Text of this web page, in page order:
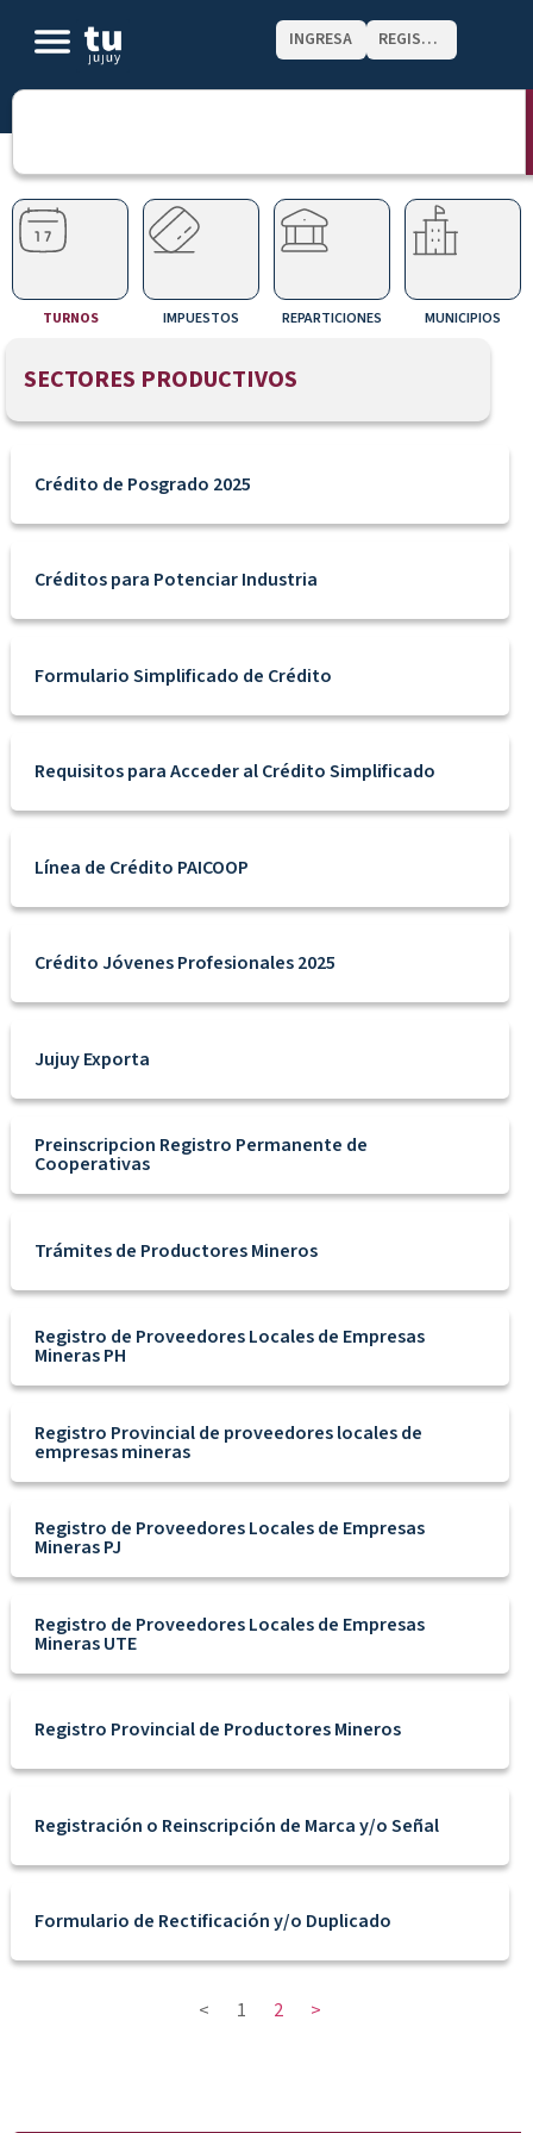
INGRESA REGISTRATE
TURNOS IMPUESTOS REPARTICIONES MUNICIPIOS
SECTORES PRODUCTIVOS
Crédito de Posgrado 2025
Créditos para Potenciar Industria
Formulario Simplificado de Crédito
Requisitos para Acceder al Crédito Simplificado
Línea de Crédito PAICOOP
Crédito Jóvenes Profesionales 2025
Jujuy Exporta
Preinscripcion Registro Permanente de
Cooperativas
Trámites de Productores Mineros
Registro de Proveedores Locales de Empresas
Mineras PH
Registro Provincial de proveedores locales de
empresas mineras
Registro de Proveedores Locales de Empresas
Mineras PJ
Registro de Proveedores Locales de Empresas
Mineras UTE
Registro Provincial de Productores Mineros
Registración o Reinscripción de Marca y/o Señal
Formulario de Rectificación y/o Duplicado
< 1 2 >